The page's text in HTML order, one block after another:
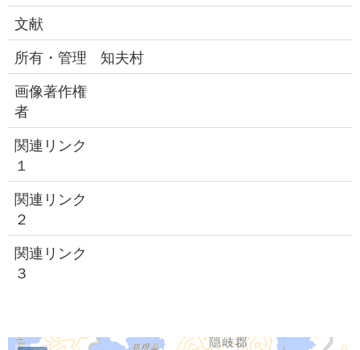
文献
所有・管理
知夫村
画像著作権
者
関連リンク
１
関連リンク
２
関連リンク
３